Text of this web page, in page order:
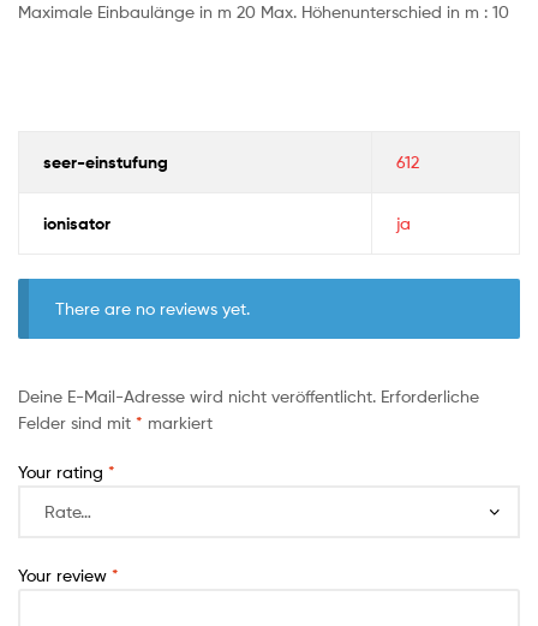
Maximale Einbaulänge in m 20 Max. Höhenunterschied in m : 10
seer-einstufung 612
ionisator ja
There are no reviews yet.
Deine E-Mail-Adresse wird nicht veröffentlicht. Erforderliche
Felder sind mit * markiert
Your rating *
Your review *